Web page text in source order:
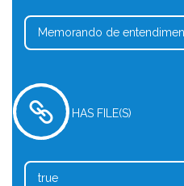
Memorando de
HAS FILE(S)
true